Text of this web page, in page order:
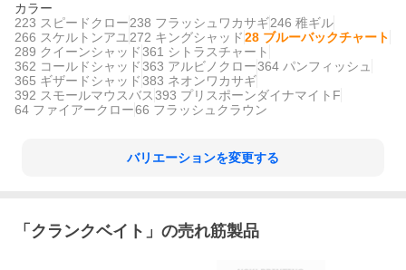
カラー
223 スピードクロー238 フラッシュワカサギ246 稚ギル
266 スケルトンアユ272 キングシャッド28 ブルーバックチャート
289 クイーンシャッド361 シトラスチャート
362 コールドシャッド363 アルビノクロー364 パンフィッシュ
365 ギザードシャッド383 ネオンワカサギ
392 スモールマウスバス393 プリスポーンダイナマイトF
64 ファイアークロー66 フラッシュクラウン
バリエーションを変更する
「 クランクベイト 」の売れ筋製品